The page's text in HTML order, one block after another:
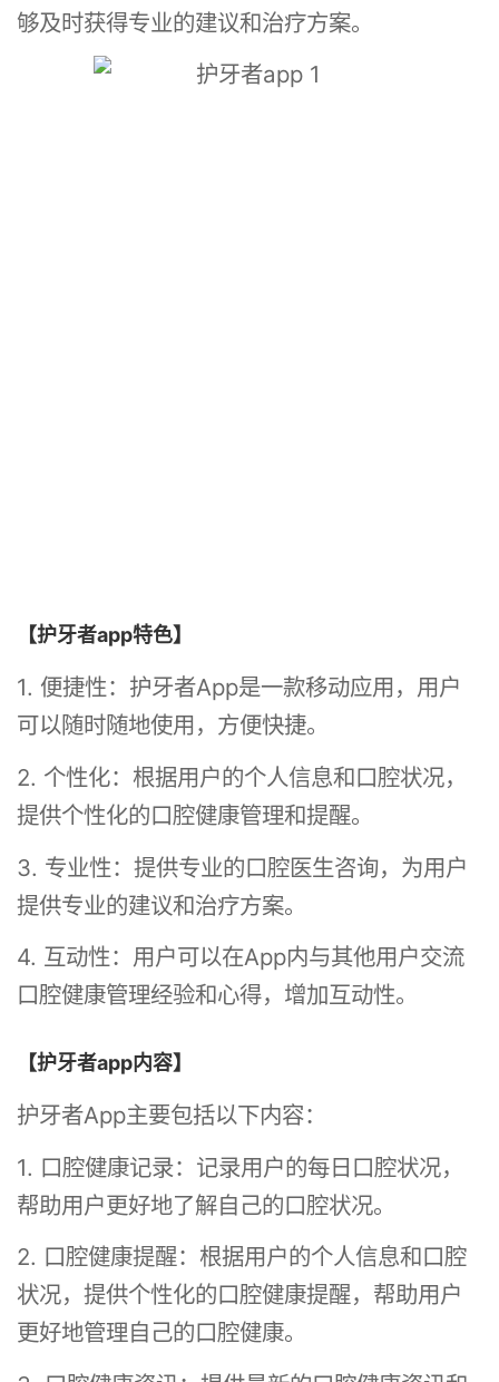
够及时获得专业的建议和治疗方案。
【护牙者app特色】
1. 便捷性：护牙者App是一款移动应用，用户
可以随时随地使用，方便快捷。
2. 个性化：根据用户的个人信息和口腔状况，
提供个性化的口腔健康管理和提醒。
3. 专业性：提供专业的口腔医生咨询，为用户
提供专业的建议和治疗方案。
4. 互动性：用户可以在App内与其他用户交流
口腔健康管理经验和心得，增加互动性。
【护牙者app内容】
护牙者App主要包括以下内容：
1. 口腔健康记录：记录用户的每日口腔状况，
帮助用户更好地了解自己的口腔状况。
2. 口腔健康提醒：根据用户的个人信息和口腔
状况，提供个性化的口腔健康提醒，帮助用户
更好地管理自己的口腔健康。